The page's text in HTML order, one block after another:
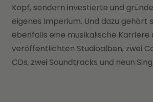
Kopf, sondern investierte und
eigenes Imperium. Und dazu gehört
ebenfalls eine musikalische Karriere
veröffentlichten Studioalben, zwei
CDs, zwei Soundtracks und neun